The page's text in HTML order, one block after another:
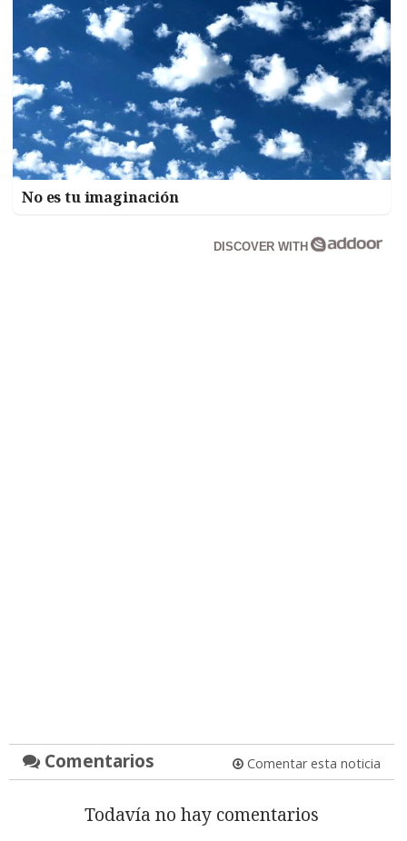
No es tu imaginación
DISCOVER WITH
Comentarios Comentar esta noticia
Todavía no hay comentarios